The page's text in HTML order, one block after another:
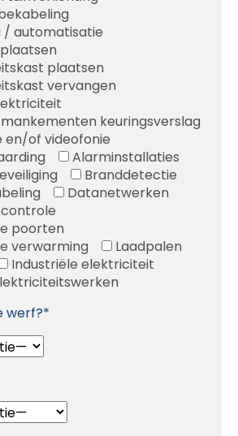
/ automatisatie
plaatsen
vervangen
keuringsverslag
en/of videofonie
Alarminstallaties
Branddetectie
Datanetwerken
poorten
verwarming
Laadpalen
Industriële elektriciteit
werf?*